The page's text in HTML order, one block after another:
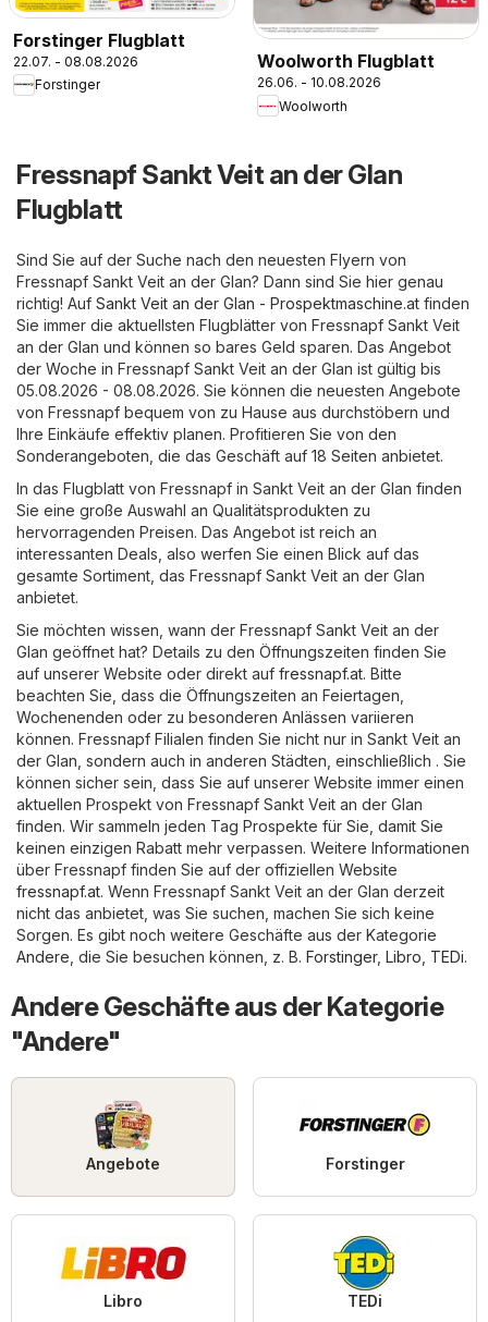
Forstinger Flugblatt
22.07. - 08.08.2026
Forstinger
Woolworth Flugblatt
26.06. - 10.08.2026
Woolworth
Fressnapf Sankt Veit an der Glan
Flugblatt
Sind Sie auf der Suche nach den neuesten Flyern von
Fressnapf Sankt Veit an der Glan? Dann sind Sie hier genau
richtig! Auf Sankt Veit an der Glan - Prospektmaschine.at finden
Sie immer die aktuellsten Flugblätter von Fressnapf Sankt Veit
an der Glan und können so bares Geld sparen. Das Angebot
der Woche in Fressnapf Sankt Veit an der Glan ist gültig bis
05.08.2026 - 08.08.2026. Sie können die neuesten Angebote
von Fressnapf bequem von zu Hause aus durchstöbern und
Ihre Einkäufe effektiv planen. Profitieren Sie von den
Sonderangeboten, die das Geschäft auf 18 Seiten anbietet.
In das Flugblatt von Fressnapf in Sankt Veit an der Glan finden
Sie eine große Auswahl an Qualitätsprodukten zu
hervorragenden Preisen. Das Angebot ist reich an
interessanten Deals, also werfen Sie einen Blick auf das
gesamte Sortiment, das Fressnapf Sankt Veit an der Glan
anbietet.
Sie möchten wissen, wann der Fressnapf Sankt Veit an der
Glan geöffnet hat? Details zu den Öffnungszeiten finden Sie
auf unserer Website oder direkt auf fressnapf.at. Bitte
beachten Sie, dass die Öffnungszeiten an Feiertagen,
Wochenenden oder zu besonderen Anlässen variieren
können. Fressnapf Filialen finden Sie nicht nur in Sankt Veit an
der Glan, sondern auch in anderen Städten, einschließlich . Sie
können sicher sein, dass Sie auf unserer Website immer einen
aktuellen Prospekt von Fressnapf Sankt Veit an der Glan
finden. Wir sammeln jeden Tag Prospekte für Sie, damit Sie
keinen einzigen Rabatt mehr verpassen. Weitere Informationen
über Fressnapf finden Sie auf der offiziellen Website
fressnapf.at. Wenn Fressnapf Sankt Veit an der Glan derzeit
nicht das anbietet, was Sie suchen, machen Sie sich keine
Sorgen. Es gibt noch weitere Geschäfte aus der Kategorie
Andere, die Sie besuchen können, z. B. Forstinger, Libro, TEDi.
Andere Geschäfte aus der Kategorie
"Andere"
Angebote Forstinger
Libro TEDi